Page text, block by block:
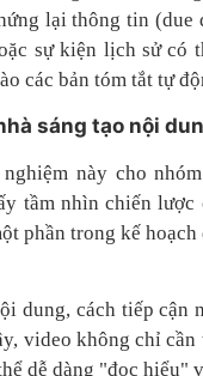
lại thông tin
sự kiện lịch sử có
các bản tóm tắt tự
sáng tạo nội
này cho
tầm nhìn chiến
phần trong kế
dung, cách tiếp
video không chỉ
dễ dàng "đọc hiểu"